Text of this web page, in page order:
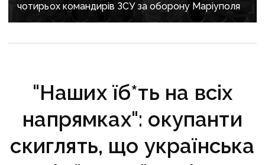
чотирьох командирів ЗСУ за оборону Маріуполя
"Наших їб*ть на всіх
напрямках": окупанти
скиглять, що українська